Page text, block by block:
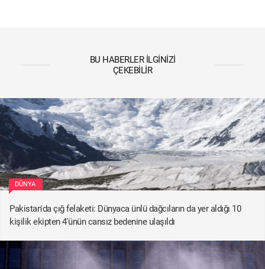
BU HABERLER İLGINIZI
ÇEKEBILIR
DÜNYA
Pakistan'da çığ felaketi: Dünyaca ünlü dağcıların da yer aldığı 10
kişilik ekipten 4'ünün cansız bedenine ulaşıldı